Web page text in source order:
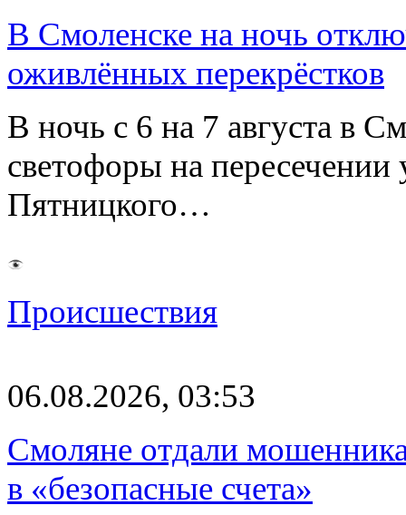
В Смоленске на ночь
оживлённых перекрёстков
В ночь с 6 на 7 августа в
светофоры на
Пятницкого…
Происшествия
06.08.2026, 03:53
Смоляне отдали
в «безопасные счета»